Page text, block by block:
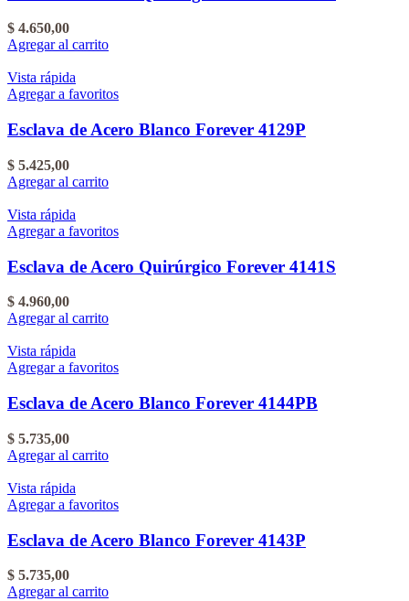
$ 4.650,00
Agregar al carrito
Vista rápida
Agregar a favoritos
Esclava de Acero Blanco Forever 4129P
$ 5.425,00
Agregar al carrito
Vista rápida
Agregar a favoritos
Esclava de Acero Quirúrgico Forever 4141S
$ 4.960,00
Agregar al carrito
Vista rápida
Agregar a favoritos
Esclava de Acero Blanco Forever 4144PB
$ 5.735,00
Agregar al carrito
Vista rápida
Agregar a favoritos
Esclava de Acero Blanco Forever 4143P
$ 5.735,00
Agregar al carrito